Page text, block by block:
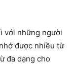
với những người
được nhiều từ
đa dạng cho